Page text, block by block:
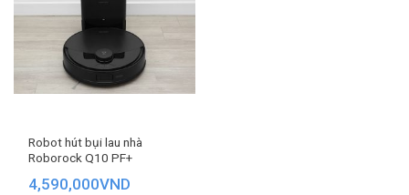
Robot hút bụi lau nhà
Roborock Q10 PF+
4,590,000VND